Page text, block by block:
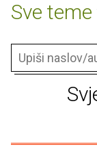
Sve teme